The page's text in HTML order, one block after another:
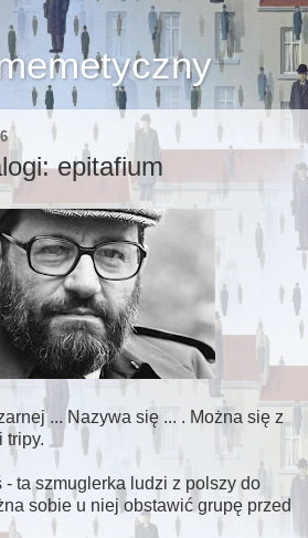
epitafium
... Nazywa się ... . Można się z
tripy.
- ta szmuglerka ludzi z polszy do
sobie u niej obstawić grupę przed